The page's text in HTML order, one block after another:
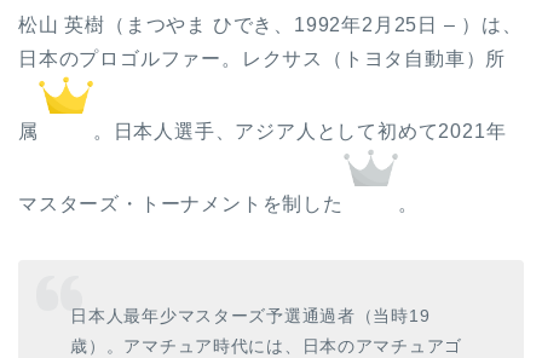
松山 英樹（まつやま ひでき、1992年2月25日 – ）は、
日本のプロゴルファー。レクサス（トヨタ自動車）所
属 。日本人選手、アジア人として初めて2021年
マスターズ・トーナメントを制した 。
日本人最年少マスターズ予選通過者（当時19
歳）。アマチュア時代には、日本のアマチュアゴ